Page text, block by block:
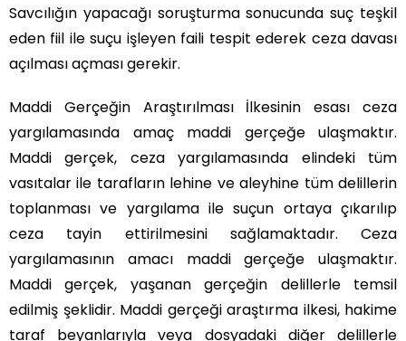
Savcılığın yapacağı soruşturma sonucunda suç teşkil
eden fiil ile suçu işleyen faili tespit ederek ceza davası
açılması açması gerekir.
Maddi Gerçeğin Araştırılması İlkesinin esası ceza
yargılamasında amaç maddi gerçeğe ulaşmaktır.
Maddi gerçek, ceza yargılamasında elindeki tüm
vasıtalar ile tarafların lehine ve aleyhine tüm delillerin
toplanması ve yargılama ile suçun ortaya çıkarılıp
ceza tayin ettirilmesini sağlamaktadır. Ceza
yargılamasının amacı maddi gerçeğe ulaşmaktır.
Maddi gerçek, yaşanan gerçeğin delillerle temsil
edilmiş şeklidir. Maddi gerçeği araştırma ilkesi, hakime
taraf beyanlarıyla veya dosyadaki diğer delillerle